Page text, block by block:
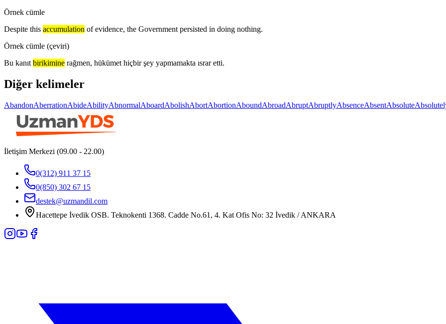
Örnek cümle
Despite this accumulation of evidence, the Government persisted in doing nothing.
Örnek cümle (çeviri)
Bu kanıt birikimine rağmen, hükümet hiçbir şey yapmamakta ısrar etti.
Diğer kelimeler
AbandonAberrationAbideAbilityAbnormalAboardAbolishAbortAbortionAboundAbroadAbruptAbruptlyAbsenceAbsentAbsolute
İletişim Merkezi (09.00 - 22.00)
0(312) 911 37 15
0(850) 302 67 15
destek@uzmandil.com
Hacettepe İvedik OSB. Teknokenti 1368. Cadde No.61, 4. Kat Ofis No: 32 İvedik / ANKARA